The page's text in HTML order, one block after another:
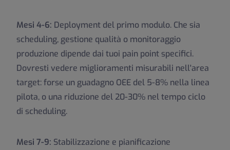
Mesi 4-6: Deployment del primo modulo. Che sia
scheduling, gestione qualità o monitoraggio
produzione dipende dai tuoi pain point specifici.
Dovresti vedere miglioramenti misurabili nell'area
target: forse un guadagno OEE del 5-8% nella linea
pilota, o una riduzione del 20-30% nel tempo ciclo
di scheduling.
Mesi 7-9: Stabilizzazione e pianificazione